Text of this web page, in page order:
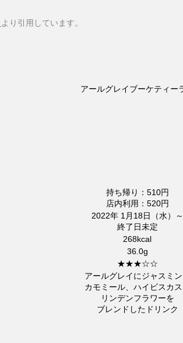
より引用しています。
アールグレイブーケティー
持ち帰り：510円
店内利用：520円
2022年 1月18日（水）～
終了日未定
268kcal
36.0g
★★★☆☆
アールグレイにジャスミ
カモミール、ハイビスカ
リンデンフラワーを
ブレンドしたドリンク